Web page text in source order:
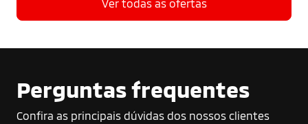
Ver todas as ofertas
Perguntas frequentes
Confira as principais dúvidas dos nossos clientes